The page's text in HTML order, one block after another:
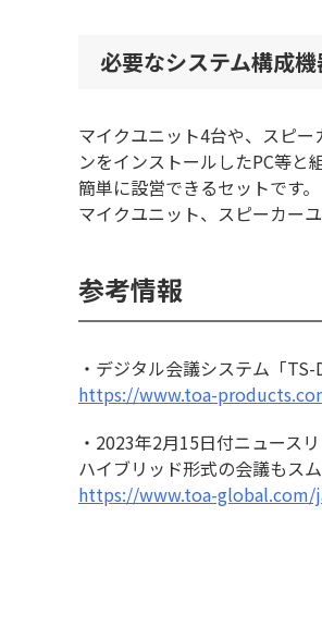
必要なシステム構成
マイクユニット4台や、スピ
ンをインストールしたPC等
簡単に設営できるセットです。
マイクユニット、スピーカー
参考情報
・デジタル会議システム「
https://www.toa-
・2023年2月15日付ニュース
ハイブリッド形式の会議もス
https://www.toa-global.com/